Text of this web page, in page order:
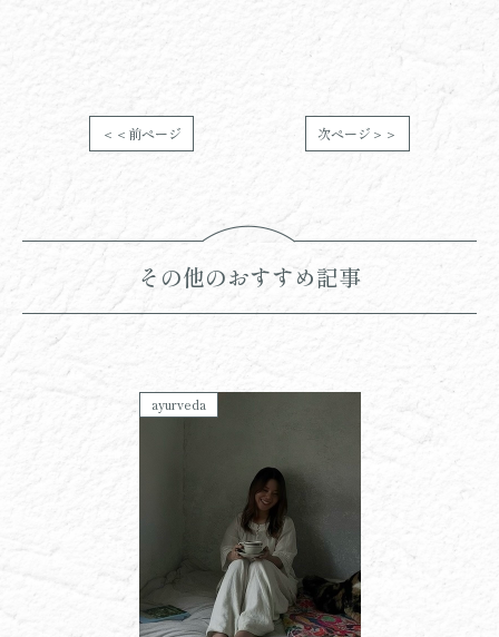
＜＜前ページ 次ページ＞＞
その他のおすすめ記事
ayurveda